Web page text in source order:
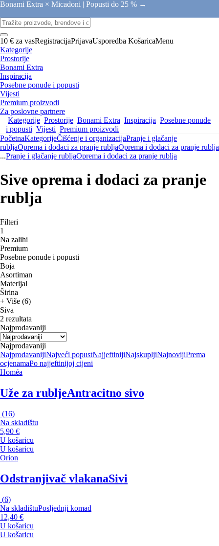
Bonami Extra × Micadoni | Popusti do 25 % →
10 € za vasRegistracijaPrijavaUsporedba KošaricaMenu
Kategorije
Prostorije
Bonami Extra
Inspiracija
Posebne ponude i popusti
Vijesti
Premium proizvodi
Za poslovne partnere
Kategorije Prostorije Bonami Extra Inspiracija Posebne ponude
i popusti Vijesti Premium proizvodi
PočetnaKategorijeČišćenje i organizacijaPranje i glačanje
rubljaOprema i dodaci za pranje rubljaOprema i dodaci za pranje rublja
...Pranje i glačanje rubljaOprema i dodaci za pranje rublja
Sive oprema i dodaci za pranje
rublja
Filteri
1
Na zalihi
Premium
Posebne ponude i popusti
Boja
Asortiman
Materijal
Širina
+ Više (6)
Siva
2 rezultata
Najprodavaniji
Najprodavaniji
NajprodavanijiNajveći popustNajjeftinijiNajskupljiNajnovijiPrema
ocjenamaPo najjeftinijoj cijeni
Homéa
Uže za rubljeAntracitno sivo
(16)
Na skladištu
5,90 €
U košaricu
U košaricu
Orion
Odstranjivač vlakanaSivi
(6)
Na skladištuPosljednji komad
12,40 €
U košaricu
U košaricu